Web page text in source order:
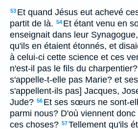
53 Et quand Jésus eut achevé
partit de là. 54 Et étant venu en
enseignait dans leur
qu'ils en étaient étonnés, et
à celui-ci cette science et ces
n'est-il pas le fils du
s'appelle-t-elle pas Marie? et
s'appellent-ils pas] Jacques,
Jude? 56 Et ses sœurs ne sont-
parmi nous? D'où viennent
ces choses? 57Tellement qu'ils